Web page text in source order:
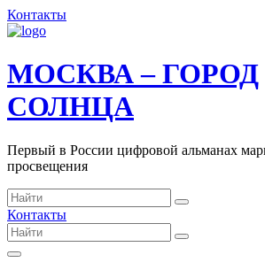
Контакты
МОСКВА – ГОРОД
СОЛНЦА
Первый в России цифровой альманах
просвещения
Контакты